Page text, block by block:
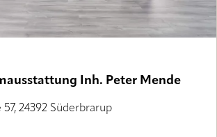
Inh. Peter Mende
24392 Süderbrarup